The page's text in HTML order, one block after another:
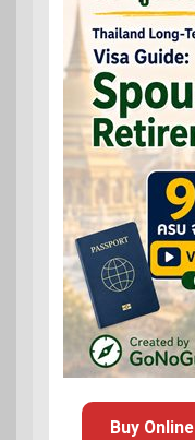
Buy Online